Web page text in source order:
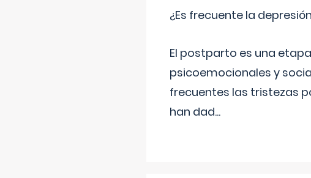
¿Es frecuente la
El postparto es una
psicoemocionales y
frecuentes las tristezas
han dad...